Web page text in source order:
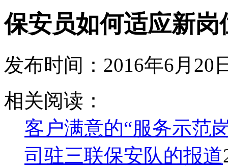
保安员如何适应新岗
发布时间：2016年6月20
一些刚刚踏上工作岗位的保安员常常发牢骚，抱怨自己的工
几次槽，到哪个单位都不顺心。出现这样的问题，主要有两
身的适应能力差，一旦客观环境和自己所期望的不一致就难
一、调整自己的期望值，使之符合客观实际。
保安员不能适应新环境，火都与其事先对新环境、新岗位估
境时，往往会产生一种失落感，感到处处不如意、不顺心。
相关阅读：
客户满意的“服务示
司驻三联保安队的报道